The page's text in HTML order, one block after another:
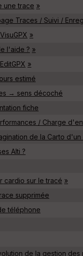
une trace »
Traces / Suivi /
»
l'aide ? »
»
estimé
→ sens décoché
fiche
/ Charge
de la Carto
Alti ?
cardio sur le tracé »
supprimée
téléphone
de la gestion